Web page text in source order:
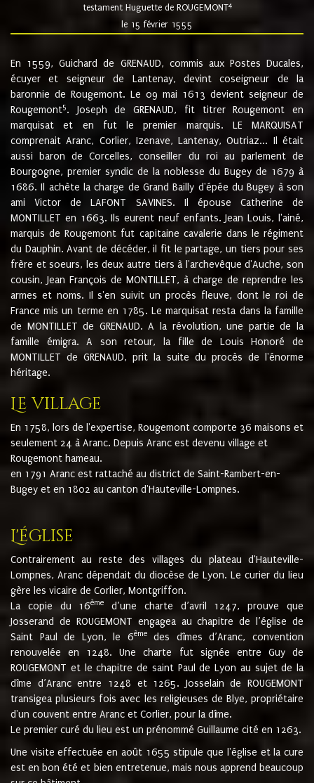
testament Huguette de ROUGEMONT4
le 15 février 1555
En 1559, Guichard de GRENAUD, commis aux Postes Ducales,
écuyer et seigneur de Lantenay, devint coseigneur de la
baronnie de Rougemont. Le 09 mai 1613 devient seigneur de
Rougemont5. Joseph de GRENAUD, fit titrer Rougemont en
marquisat et en fut le premier marquis. LE MARQUISAT
comprenait Aranc, Corlier, Izenave, Lantenay, Outriaz... Il était
aussi baron de Corcelles, conseiller du roi au parlement de
Bourgogne, premier syndic de la noblesse du Bugey de 1679 à
1686. Il achète la charge de Grand Bailly d'épée du Bugey à son
ami Victor de LAFONT SAVINES. Il épouse Catherine de
MONTILLET en 1663. Ils eurent neuf enfants. Jean Louis, l'ainé,
marquis de Rougemont fut capitaine cavalerie dans le régiment
du Dauphin. Avant de décéder, il fit le partage, un tiers pour ses
frère et soeurs, les deux autre tiers à l'archevêque d'Auche, son
cousin, Jean François de MONTILLET, à charge de reprendre les
armes et noms. Il s'en suivit un procès fleuve, dont le roi de
France mis un terme en 1785. Le marquisat resta dans la famille
de MONTILLET de GRENAUD. A la révolution, une partie de la
famille émigra. A son retour, la fille de Louis Honoré de
MONTILLET de GRENAUD, prit la suite du procès de l'énorme
héritage.
Le village
En 1758, lors de l'expertise, Rougemont comporte 36 maisons et
seulement 24 à Aranc. Depuis Aranc est devenu village et
Rougemont hameau.
en 1791 Aranc est rattaché au district de Saint-Rambert-en-
Bugey et en 1802 au canton d'Hauteville-Lompnes.
L'église
Contrairement au reste des villages du plateau d'Hauteville-
Lompnes, Aranc dépendait du diocèse de Lyon. Le curier du lieu
gère les vicaire de Corlier, Montgriffon.
La copie du 16ème
d’une charte d’avril 1247, prouve que
Josserand de ROUGEMONT engagea au chapitre de l’église de
Saint Paul de Lyon, le 6èmedes dîmes d’Aranc, convention
renouvelée en 1248. Une charte fut signée entre Guy de
ROUGEMONT et le chapitre de saint Paul de Lyon au sujet de la
dîme d’Aranc entre 1248 et 1265. Josselain de ROUGEMONT
transigea plusieurs fois avec les religieuses de Blye, propriétaire
d'un couvent entre Aranc et Corlier, pour la dîme.
Le premier curé du lieu est un prénommé Guillaume cité en 1263.
Une visite effectuée en août 1655 stipule que l'église et la cure
est en bon été et bien entretenue, mais nous apprend beaucoup